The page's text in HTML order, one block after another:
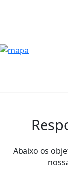
Abaixo os